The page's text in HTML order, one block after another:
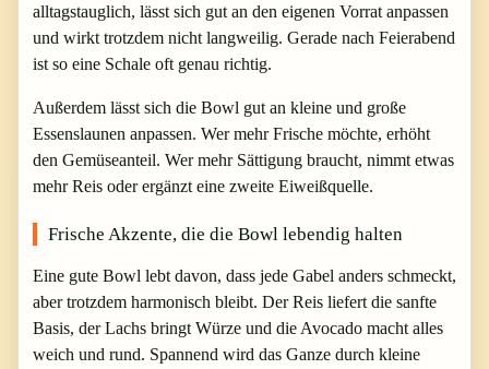
alltagstauglich, lässt sich gut an den eigenen Vorrat anpassen
und wirkt trotzdem nicht langweilig. Gerade nach Feierabend
ist so eine Schale oft genau richtig.
Außerdem lässt sich die Bowl gut an kleine und große
Essenslaunen anpassen. Wer mehr Frische möchte, erhöht
den Gemüseanteil. Wer mehr Sättigung braucht, nimmt etwas
mehr Reis oder ergänzt eine zweite Eiweißquelle.
Frische Akzente, die die Bowl lebendig halten
Eine gute Bowl lebt davon, dass jede Gabel anders schmeckt,
aber trotzdem harmonisch bleibt. Der Reis liefert die sanfte
Basis, der Lachs bringt Würze und die Avocado macht alles
weich und rund. Spannend wird das Ganze durch kleine